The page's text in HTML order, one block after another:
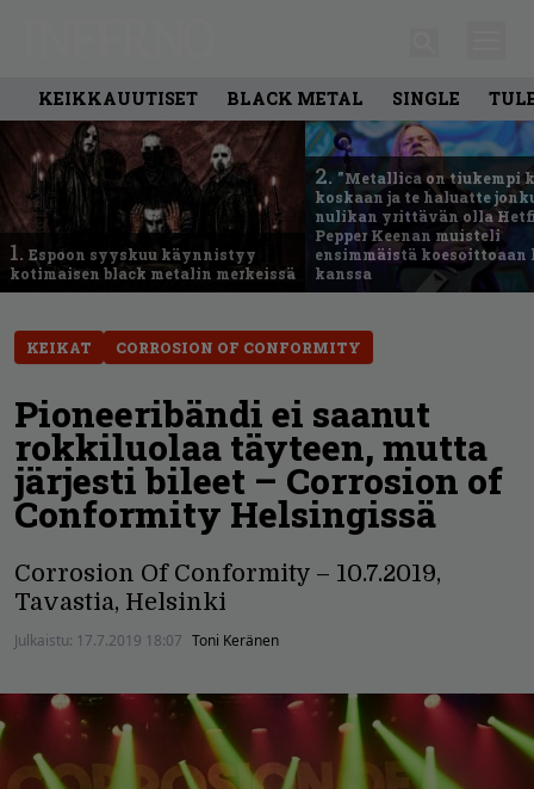
KEIKKAUUTISET BLACK METAL SINGLE
1. Espoon syyskuu käynnistyy
kotimaisen black metalin merkeissä
2. ”Metallica on tiukempi
koskaan ja te haluatte
nulikan yrittävän olla
Pepper Keenan muisteli
ensimmäistä
kanssa
KEIKAT CORROSION OF CONFORMITY
Pioneeribändi ei saanut
rokkiluolaa täyteen, mutta
järjesti bileet – Corrosion of
Conformity Helsingissä
Corrosion Of Conformity – 10.7.2019,
Tavastia, Helsinki
Julkaistu: 17.7.2019 18:07 Toni Keränen